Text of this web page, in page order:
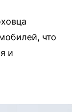
что
и